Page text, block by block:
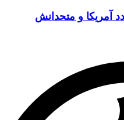
آمریکا و متحدانش